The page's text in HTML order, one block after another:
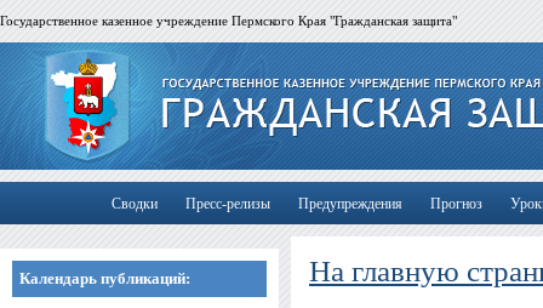
Государственное казенное учреждение Пермского Края "Гражданская защита"
Сводки Пресс-релизы Предупреждения Прогноз
Календарь публикаций: На главную